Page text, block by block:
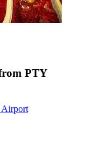
PTY
Airport